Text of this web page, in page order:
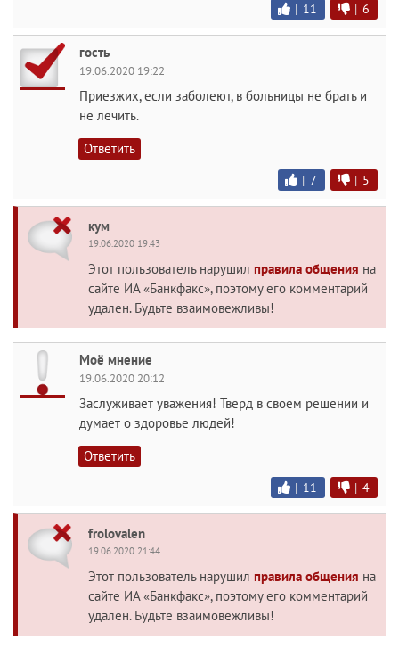
| 11 | 6
гость
19.06.2020 19:22
Приезжих, если заболеют, в больницы не брать и
не лечить.
Ответить
| 7 | 5
кум
19.06.2020 19:43
Этот пользователь нарушил правила общения на
сайте ИА «Банкфакс», поэтому его комментарий
удален. Будьте взаимовежливы!
Моё мнение
19.06.2020 20:12
Заслуживает уважения! Тверд в своем решении и
думает о здоровье людей!
Ответить
| 11 | 4
frolovalen
19.06.2020 21:44
Этот пользователь нарушил правила общения на
сайте ИА «Банкфакс», поэтому его комментарий
удален. Будьте взаимовежливы!